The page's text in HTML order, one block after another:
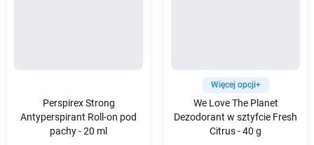
Perspirex Strong
Antyperspirant Roll-on pod
pachy - 20 ml
Więcej opcji+
We Love The Planet
Dezodorant w sztyfcie Fresh
Citrus - 40 g